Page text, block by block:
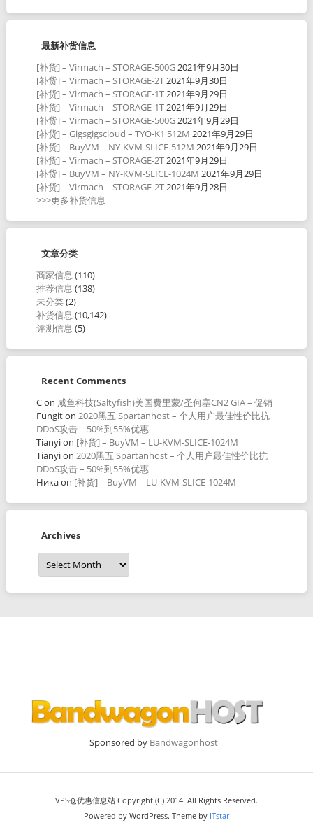
最新补货信息
[补货] – Virmach – STORAGE-500G2021年9月30日
[补货] – Virmach – STORAGE-2T2021年9月30日
[补货] – Virmach – STORAGE-1T2021年9月29日
[补货] – Virmach – STORAGE-1T2021年9月29日
[补货] – Virmach – STORAGE-500G2021年9月29日
[补货] – Gigsgigscloud – TYO-K1 512M 2021年9月29日
[补货] – BuyVM – NY-KVM-SLICE-512M 2021年9月29日
[补货] – Virmach – STORAGE-2T2021年9月29日
[补货] – BuyVM – NY-KVM-SLICE-1024M 2021年9月29日
[补货] – Virmach – STORAGE-2T2021年9月28日
>>>更多补货信息
文章分类
商家信息 (110)
推荐信息 (138)
未分类(2)
补货信息 (10,142)
评测信息 (5)
Recent Comments
Con 咸鱼科技(Saltyfish)美国费里蒙/圣何塞CN2 GIA – 促销
Fungiton 2020黑五 Spartanhost – 个人用户最佳性价比抗
DDoS攻击 – 50%到55%优惠
Tianyion [补货] – BuyVM – LU-KVM-SLICE-1024M
Tianyion 2020黑五 Spartanhost – 个人用户最佳性价比抗
DDoS攻击 – 50%到55%优惠
Никаon [补货] – BuyVM – LU-KVM-SLICE-1024M
Archives
Archives
Sponsored by Bandwagonhost
VPS仓优惠信息站 Copyright (C) 2014. All Rights Reserved.
Powered by WordPress. Theme by ITstar